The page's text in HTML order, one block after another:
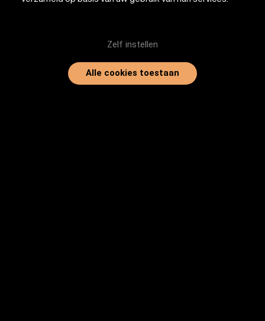
Zelf instellen
Alle cookies toestaan